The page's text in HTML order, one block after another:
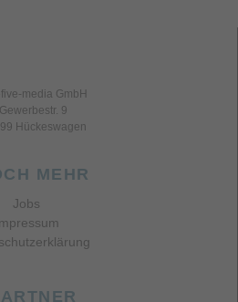
media GmbH
Gewerbestr. 9
Hückeswagen
MEHR
Jobs
Impressum